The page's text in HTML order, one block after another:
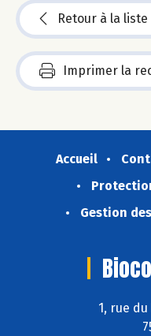
Retour à la liste
Imprimer la
Accueil
Gestion
1, rue